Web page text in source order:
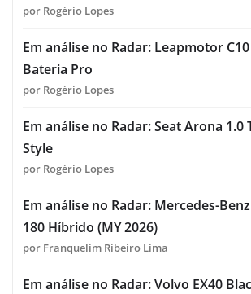
por Rogério Lopes
Em análise no Radar: Leapmotor
Bateria Pro
por Rogério Lopes
Em análise no Radar: Seat Arona 1.0
Style
por Rogério Lopes
Em análise no Radar: Mercedes-
180 Híbrido (MY 2026)
por Franquelim Ribeiro Lima
Em análise no Radar: Volvo EX40